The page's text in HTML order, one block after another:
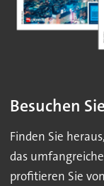
Besuchen
Finden Sie
das
profitieren Sie